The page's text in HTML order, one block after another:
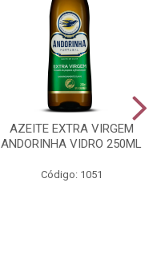
AZEITE EXTRA VIRGEM
ANDORINHA VIDRO 250ML
Código: 1051